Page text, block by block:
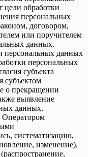
цели обработки
персональных
договором,
или поручителем
данных.
персональных данных
персональных
субъекта
субъектом
о прекращении
выявление
данных.
Оператором
систематизацию,
изменение),